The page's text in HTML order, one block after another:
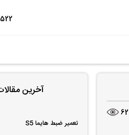
62
آخرین
تعمیر ضبط هایما S5